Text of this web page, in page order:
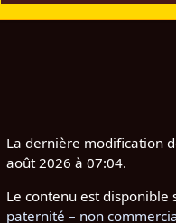
La dernière modification
août 2026 à 07:04.
Le contenu est disponible
paternité – non